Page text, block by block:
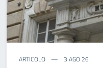
ARTICOLO 3 AGO 26